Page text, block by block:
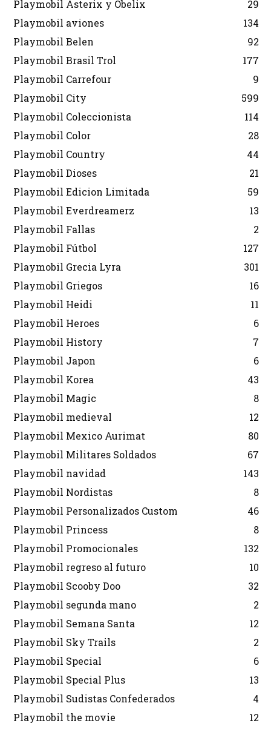
Playmobil Asterix y Obelix
29
Playmobil aviones
134
Playmobil Belen
92
Playmobil Brasil Trol
177
Playmobil Carrefour
9
Playmobil City
599
Playmobil Coleccionista
114
Playmobil Color
28
Playmobil Country
44
Playmobil Dioses
21
Playmobil Edicion Limitada
59
Playmobil Everdreamerz
13
Playmobil Fallas
2
Playmobil Fútbol
127
Playmobil Grecia Lyra
301
Playmobil Griegos
16
Playmobil Heidi
11
Playmobil Heroes
6
Playmobil History
7
Playmobil Japon
6
Playmobil Korea
43
Playmobil Magic
8
Playmobil medieval
12
Playmobil Mexico Aurimat
80
Playmobil Militares Soldados
67
Playmobil navidad
143
Playmobil Nordistas
8
Playmobil Personalizados Custom
46
Playmobil Princess
8
Playmobil Promocionales
132
Playmobil regreso al futuro
10
Playmobil Scooby Doo
32
Playmobil segunda mano
2
Playmobil Semana Santa
12
Playmobil Sky Trails
2
Playmobil Special
6
Playmobil Special Plus
13
Playmobil Sudistas Confederados
4
Playmobil the movie
12